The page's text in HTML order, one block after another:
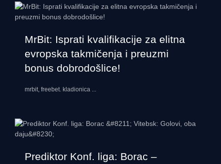
MrBit: Isprati kvalifikacije za elitna
evropska takmičenja i preuzmi
bonus dobrodošlice!
mrbit, freebet. kladionica ...
Prediktor Konf. liga: Borac –